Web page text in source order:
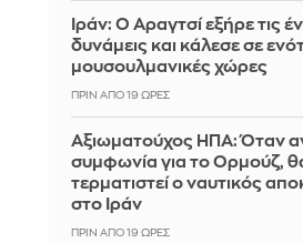
Ιράν: Ο Αραγτσί εξήρε τις
δυνάμεις και κάλεσε σε
μουσουλμανικές χώρες
ΠΡΙΝ ΑΠΌ 19 ΏΡΕΣ
Αξιωματούχος ΗΠΑ: Όταν
συμφωνία για το Ορμούζ,
τερματιστεί ο ναυτικός
στο Ιράν
ΠΡΙΝ ΑΠΌ 19 ΏΡΕΣ